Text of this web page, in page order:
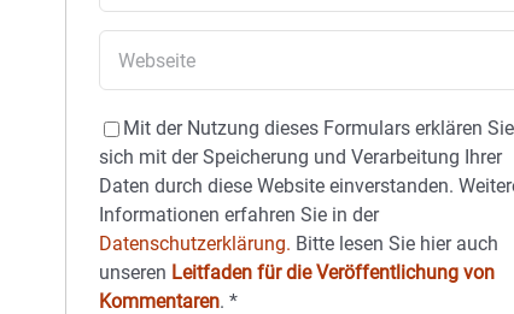
Mit der Nutzung dieses Formulars erklären Sie
sich mit der Speicherung und Verarbeitung Ihrer
Daten durch diese Website einverstanden.
Informationen erfahren Sie in der
Datenschutzerklärung. Bitte lesen Sie hier auch
unseren Leitfaden für die Veröffentlichung von
Kommentaren.*